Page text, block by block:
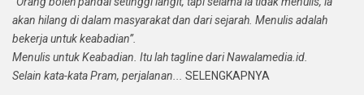
akan hilang di dalam masyarakat dan dari sejarah. Menulis adalah
bekerja untuk keabadian”.
Menulis untuk Keabadian. Itu lah tagline dari Nawalamedia.id.
Selain kata-kata Pram, perjalanan... SELENGKAPNYA